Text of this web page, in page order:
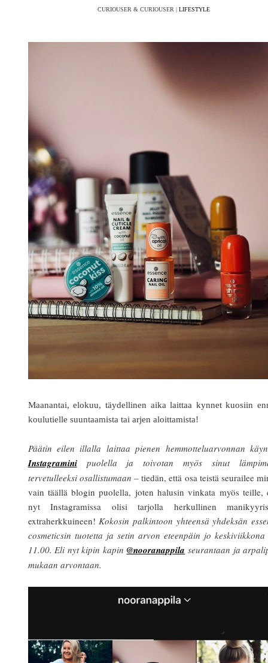
CURIOUSER & CURIOUSER | LIFESTYLE
Maanantai, elokuu, täydellinen aika laittaa kynnet kuosiin
koulutielle suuntaamista tai arjen aloittamista!
Päätin eilen illalla laittaa pienen hemmotteluarvonnan
Instagraminipuolella ja toivotan myös sinut
tervetulleeksi osallistumaan –tiedän, että osa teistä seurailee
vain täällä blogin puolella, joten halusin vinkata myös teille,
nyt Instagramissa olisi tarjolla herkullinen
extraherkkuineen! Kokosin palkintoon yhteensä yhdeksän
cosmeticsin tuotetta ja setin arvon eteenpäin jo
11.00. Eli nyt kipin kapin @nooranappila seurantaan ja
mukaan arvontaan.